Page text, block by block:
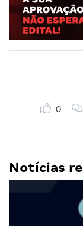
0
Notícias